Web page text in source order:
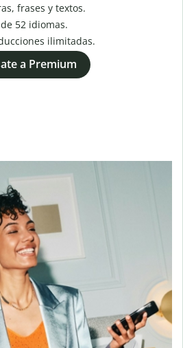
frases y textos.
52 idiomas.
ilimitadas.
a Premium